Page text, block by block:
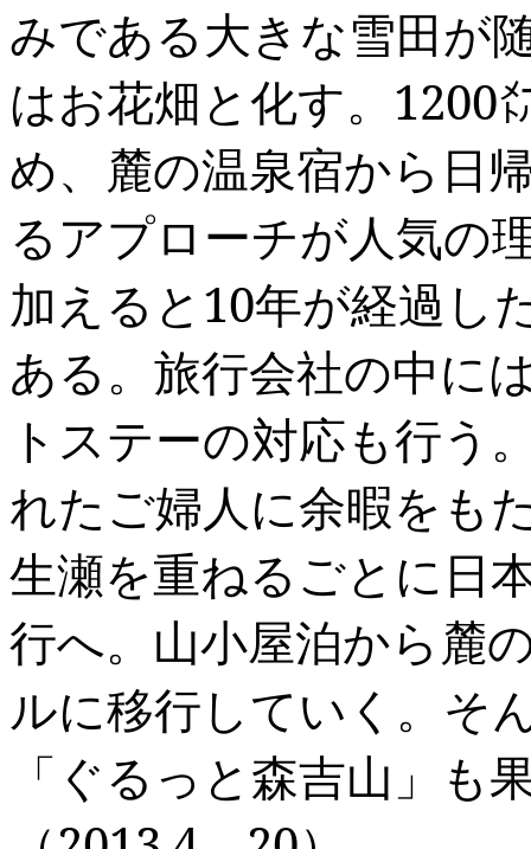
みである大きな雪田が
はお花畑と化す。 1200
め、麓の温泉宿から日
るアプローチが人気の
加えると 10年が経過し
ある。旅行会社の中に
トステーの対応も行う
れたご婦人に余暇をも
生瀬を重ねるごとに日
行へ。山小屋泊から麓
ルに移行していく。そ
「ぐるっと森吉山」も